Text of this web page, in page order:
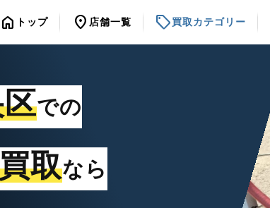
home トップ location_on 店舗一覧 sell買取カテゴリー
での
取なら